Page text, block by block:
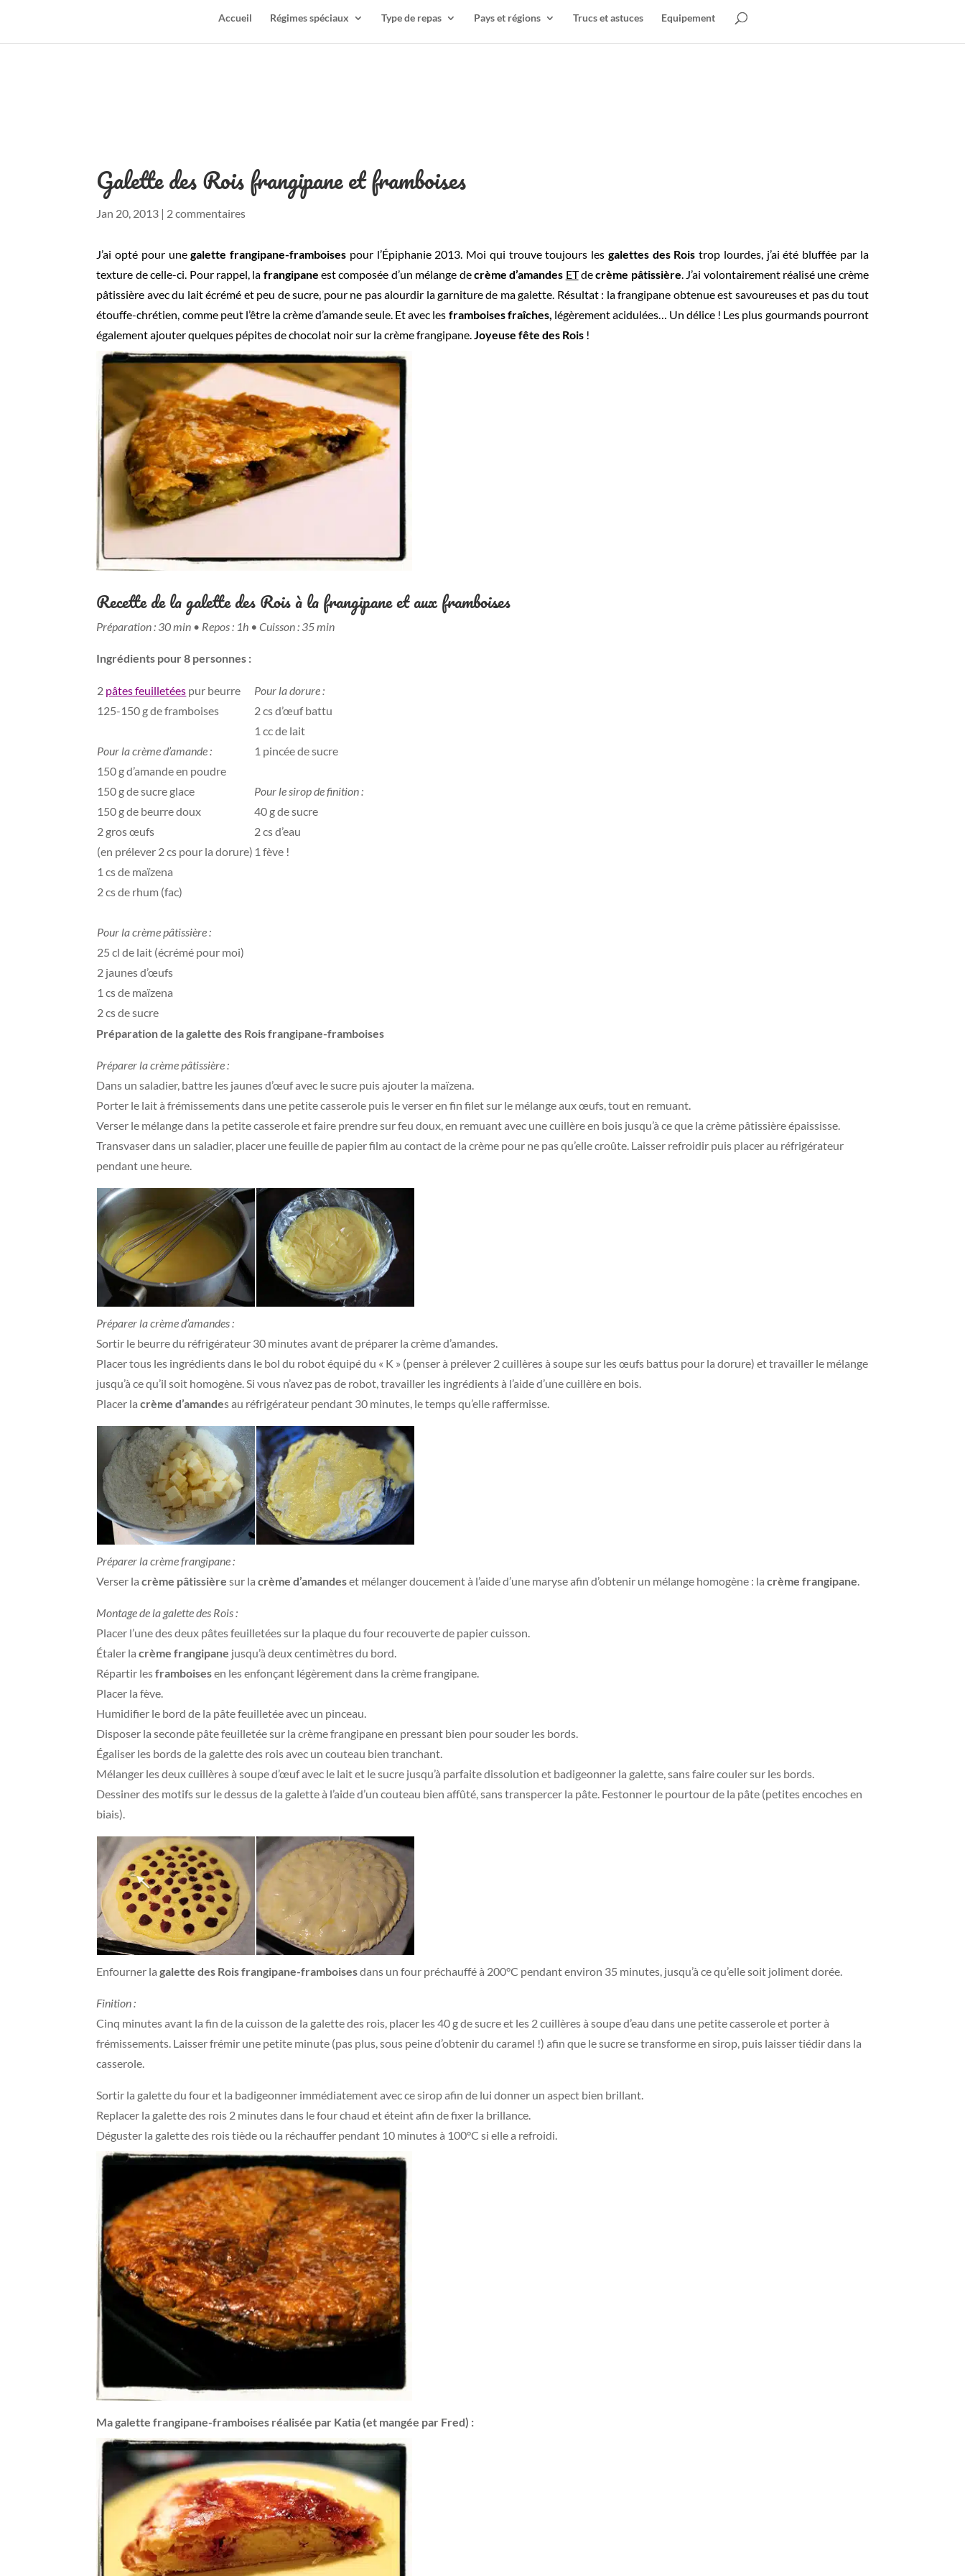
Accueil Régimes spéciaux Type de repas Pays et régions Trucs et astuces Equipement
Galette des Rois frangipane et framboises
Jan 20, 2013 | 2 commentaires
J’ai opté pour unegalette frangipane-framboises pour l’Épiphanie 2013. Moi qui trouve toujours les galettes des Rois trop lourdes, j’ai été bluffée par la
texture de celle-ci. Pour rappel, la frangipane est composée d’un mélange decrème d’amandes ETdecrème pâtissière. J’ai volontairement réalisé une crème
pâtissière avec du lait écrémé et peu de sucre, pour ne pas alourdir la garniture de ma galette. Résultat : la frangipane obtenue est savoureuses et pas du tout
étouffe-chrétien, comme peut l’être la crème d’amande seule. Et avec les framboises fraîches, légèrement acidulées… Un délice ! Les plus gourmands pourront
également ajouter quelques pépites de chocolat noir sur la crème frangipane.Joyeuse fête des Rois !
Recette de la galette des Rois à la frangipane et aux framboises
Préparation : 30 min • Repos : 1h •Cuisson : 35 min
Ingrédients pour 8 personnes :
2 pâtes feuilletées pur beurre
125-150 g de framboises
Pour la crème d’amande :
150 g d’amande en poudre
150 g de sucre glace
150 g de beurre doux
2 gros œufs
(en prélever 2 cs pour la dorure)
1 cs de maïzena
2 cs de rhum (fac)
Pour la crème pâtissière :
25 cl de lait (écrémé pour moi)
2 jaunes d’œufs
1 cs de maïzena
2 cs de sucre
Pour la dorure :
2 cs d’œuf battu
1 cc de lait
1 pincée de sucre
Pour le sirop de finition :
40 g de sucre
2 cs d’eau
1 fève !
Préparation de la galette des Rois frangipane-framboises
Préparer la crème pâtissière :
Dans un saladier, battre les jaunes d’œuf avec le sucre puis ajouter la maïzena.
Porter le lait à frémissements dans une petite casserole puis le verser en fin filet sur le mélange aux œufs, tout en remuant.
Verser le mélange dans la petite casserole et faire prendre sur feu doux, en remuant avec une cuillère en bois jusqu’à ce que la crème pâtissière épaississe.
Transvaser dans un saladier, placer une feuille de papier film au contact de la crème pour ne pas qu’elle croûte. Laisser refroidir puis placer au réfrigérateur
pendant une heure.
Préparer la crème d’amandes :
Sortir le beurre du réfrigérateur 30 minutes avant de préparer la crème d’amandes.
Placer tous les ingrédients dans le bol du robot équipé du « K » (penser à prélever 2 cuillères à soupe sur les œufs battus pour la dorure) et travailler le mélange
jusqu’à ce qu’il soit homogène. Si vous n’avez pas de robot, travailler les ingrédients à l’aide d’une cuillère en bois.
Placer lacrème d’amandes au réfrigérateur pendant 30 minutes, le temps qu’elle raffermisse.
Préparer la crème frangipane :
Verser lacrème pâtissière sur lacrème d’amandeset mélanger doucement à l’aide d’une maryse afin d’obtenir un mélange homogène : lacrème frangipane
Montage de la galette des Rois :
Placer l’une des deux pâtes feuilletées sur la plaque du four recouverte de papier cuisson.
Étaler lacrème frangipane jusqu’à deux centimètres du bord.
Répartir lesframboisesen les enfonçant légèrement dans la crème frangipane.
Placer la fève.
Humidifier le bord de la pâte feuilletée avec un pinceau.
Disposer la seconde pâte feuilletée sur la crème frangipane en pressant bien pour souder les bords.
Égaliser les bords de la galette des rois avec un couteau bien tranchant.
Mélanger les deux cuillères à soupe d’œuf avec le lait et le sucre jusqu’à parfaite dissolution et badigeonner la galette, sans faire couler sur les bords.
Dessiner des motifs sur le dessus de la galette à l’aide d’un couteau bien affûté, sans transpercer la pâte. Festonner le pourtour de la pâte (petites encoches en
biais).
Enfourner lagalette des Rois frangipane-framboisesdans un four préchauffé à 200°C pendant environ 35 minutes, jusqu’à ce qu’elle soit joliment dorée.
Finition :
Cinq minutes avant la fin de la cuisson de la galette des rois, placer les 40 g de sucre et les 2 cuillères à soupe d’eau dans une petite casserole et porter à
frémissements. Laisser frémir une petite minute (pas plus, sous peine d’obtenir du caramel !) afin que le sucre se transforme en sirop, puis laisser tiédir dans la
casserole.
Sortir la galette du four et la badigeonner immédiatement avec ce sirop afin de lui donner un aspect bien brillant.
Replacer la galette des rois 2 minutes dans le four chaud et éteint afin de fixer la brillance.
Déguster la galette des rois tiède ou la réchauffer pendant 10 minutes à 100°C si elle a refroidi.
Ma galette frangipane-framboises réalisée par Katia (et mangée par Fred) :